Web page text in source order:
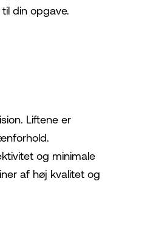
din opgave.
Liftene er
og minimale
af høj kvalitet og